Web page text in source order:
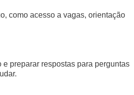
como acesso a vagas, orientação
preparar respostas para perguntas